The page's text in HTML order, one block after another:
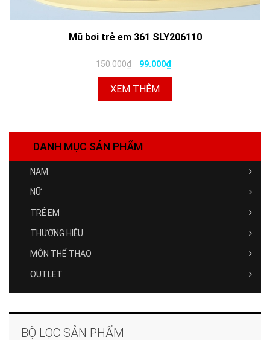
Mũ bơi trẻ em 361 SLY206110
150.000₫ 99.000₫
XEM THÊM
DANH MỤC SẢN PHẨM
NAM
NỮ
TRẺ EM
THƯƠNG HIỆU
MÔN THỂ THAO
OUTLET
BỘ LỌC SẢN PHẨM